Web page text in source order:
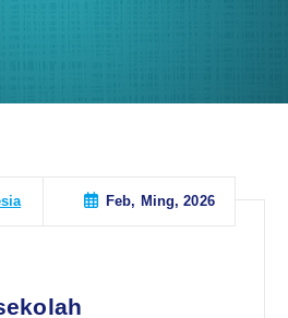
Feb, Ming, 2026